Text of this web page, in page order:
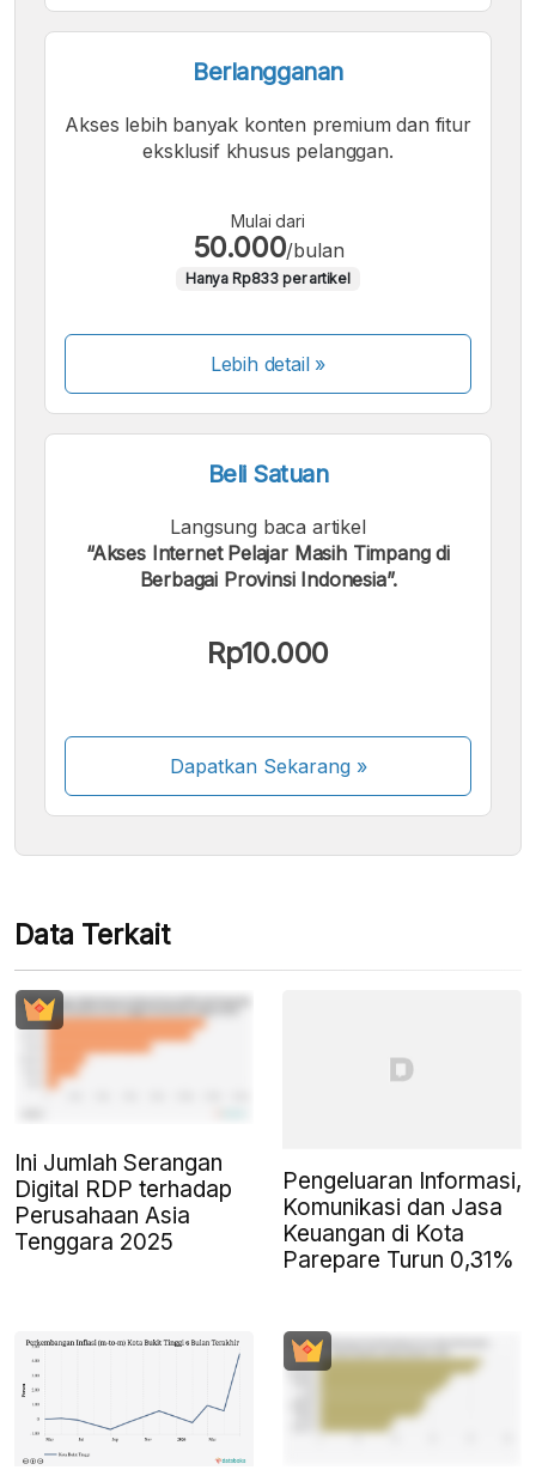
Berlangganan
Akses lebih banyak konten premium dan fitur
eksklusif khusus pelanggan.
Mulai dari
50.000/bulan
Hanya Rp833 per artikel
Lebih detail »
Beli Satuan
Langsung baca artikel
“Akses Internet Pelajar Masih Timpang di
Berbagai Provinsi Indonesia”.
Rp10.000
Dapatkan Sekarang»
Kami menerima pembayaran berikut:
Beberapa metode pembayaran masih dalam
proses aktivasi.
Data Terkait
Ini Jumlah Serangan
Digital RDP terhadap
Perusahaan Asia
Tenggara 2025
Pengeluaran Informasi,
Komunikasi dan Jasa
Keuangan di Kota
Parepare Turun 0,31%